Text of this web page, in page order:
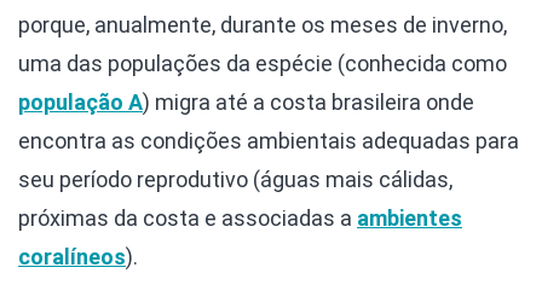
porque, anualmente, durante os meses de inverno,
uma das populações da espécie (conhecida como
população A) migra até a costa brasileira onde
encontra as condições ambientais adequadas para
seu período reprodutivo (águas mais cálidas,
próximas da costa e associadas a ambientes
coralíneos).